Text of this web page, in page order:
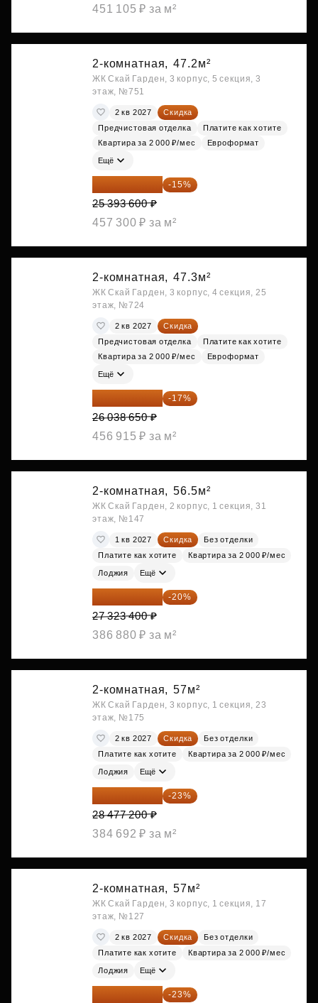
451 105 ₽ за м²
2-комнатная, 47.2м²
ЖК Скай Гарден, 3 корпус, 5 секция, 3
этаж, №751
2 кв 2027
Скидка
Предчистовая отделка
Платите как хотите
Квартира за 2 000 ₽/мес
Евроформат
Ещё
21 584 560 ₽ -15%
25 393 600 ₽
457 300 ₽ за м²
2-комнатная, 47.3м²
ЖК Скай Гарден, 3 корпус, 4 секция, 25
этаж, №724
2 кв 2027
Скидка
Предчистовая отделка
Платите как хотите
Квартира за 2 000 ₽/мес
Евроформат
Ещё
21 612 080 ₽ -17%
26 038 650 ₽
456 915 ₽ за м²
2-комнатная, 56.5м²
ЖК Скай Гарден, 2 корпус, 1 секция, 31
этаж, №147
1 кв 2027 Скидка
Без отделки
Платите как хотите
Квартира за 2 000 ₽/мес
Лоджия Ещё
21 858 720 ₽ -20%
27 323 400 ₽
386 880 ₽ за м²
2-комнатная, 57м²
ЖК Скай Гарден, 3 корпус, 1 секция, 23
этаж, №175
2 кв 2027 Скидка
Без отделки
Платите как хотите
Квартира за 2 000 ₽/мес
Лоджия Ещё
21 927 444 ₽ -23%
28 477 200 ₽
384 692 ₽ за м²
2-комнатная, 57м²
ЖК Скай Гарден, 3 корпус, 1 секция, 17
этаж, №127
2 кв 2027 Скидка
Без отделки
Платите как хотите
Квартира за 2 000 ₽/мес
Лоджия Ещё
21 927 444 ₽ -23%